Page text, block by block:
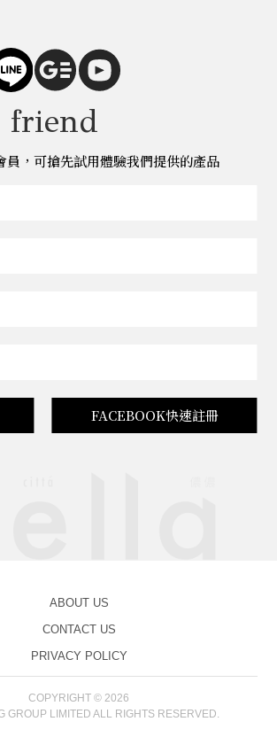
friend
，可搶先試用體驗我們提供的產品
FACEBOOK快速註冊
ABOUT US
CONTACT US
PRIVACY POLICY
COPYRIGHT © 2026
GROUP LIMITED ALL RIGHTS RESERVED.